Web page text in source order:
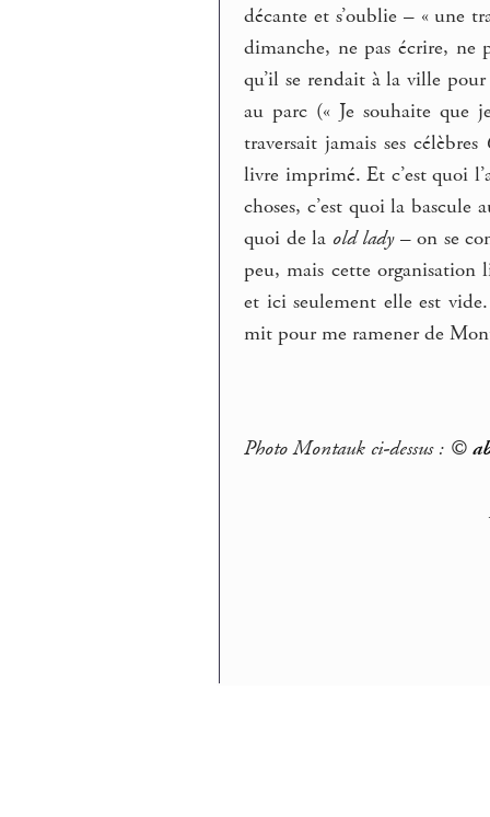
décante et s’oublie – « une
dimanche, ne pas écrire, ne
qu’il se rendait à la ville
au parc (« Je souhaite que
traversait jamais ses célèbres
livre imprimé. Et c’est quoi
choses, c’est quoi la bascule
quoi de la old lady– on se
peu, mais cette organisation
et ici seulement elle est
mit pour me ramener de
Photo Montauk ci-dessus : ©